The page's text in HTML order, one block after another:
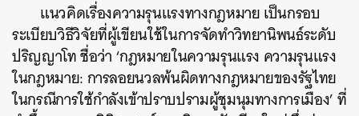
แนวคิดเรื่องความรุนแรงทางกฎหมาย เป็นกรอบ
ระเบียบวิธีวิจัยที่ผู้เขียนใช้ในการจัดทำวิทยานิพนธ์ระดับ
ปริญญาโท ชื่อว่า ‘กฎหมายในความรุนแรง ความรุนแรง
ในกฎหมาย: การลอยนวลพ้นผิดทางกฎหมายของรัฐไทย
ในกรณีการใช้กำลังเข้าปราบปรามผู้ชุมนุมทางการเมือง’ ที่